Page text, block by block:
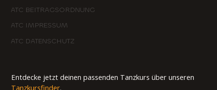
ATC BEITRAGSORDNUNG
ATC IMPRESSUM
ATC DATENSCHUTZ
Entdecke jetzt deinen passenden Tanzkurs über unseren
Tanzkursfinder.